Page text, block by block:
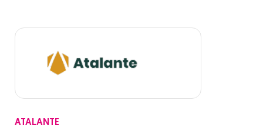
ATALANTE